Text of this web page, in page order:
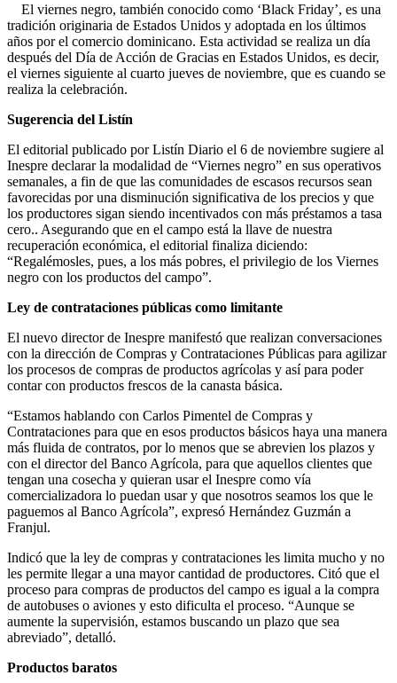
El viernes negro, también conocido como ‘Black Friday’, es una
tradición originaria de Estados Unidos y adoptada en los últimos
años por el comercio dominicano. Esta actividad se realiza un día
después del Día de Acción de Gracias en Estados Unidos, es decir,
el viernes siguiente al cuarto jueves de noviembre, que es cuando se
realiza la celebración.
Sugerencia del Listín
El editorial publicado por Listín Diario el 6 de noviembre sugiere al
Inespre declarar la modalidad de “Viernes negro” en sus operativos
semanales, a fin de que las comunidades de escasos recursos sean
favorecidas por una disminución significativa de los precios y que
los productores sigan siendo incentivados con más préstamos a tasa
cero.. Asegurando que en el campo está la llave de nuestra
recuperación económica, el editorial finaliza diciendo:
“Regalémosles, pues, a los más pobres, el privilegio de los Viernes
negro con los productos del campo”.
Ley de contrataciones públicas como limitante
El nuevo director de Inespre manifestó que realizan conversaciones
con la dirección de Compras y Contrataciones Públicas para agilizar
los procesos de compras de productos agrícolas y así para poder
contar con productos frescos de la canasta básica.
“Estamos hablando con Carlos Pimentel de Compras y
Contrataciones para que en esos productos básicos haya una manera
más fluida de contratos, por lo menos que se abrevien los plazos y
con el director del Banco Agrícola, para que aquellos clientes que
tengan una cosecha y quieran usar el Inespre como vía
comercializadora lo puedan usar y que nosotros seamos los que le
paguemos al Banco Agrícola”, expresó Hernández Guzmán a
Franjul.
Indicó que la ley de compras y contrataciones les limita mucho y no
les permite llegar a una mayor cantidad de productores. Citó que el
proceso para compras de productos del campo es igual a la compra
de autobuses o aviones y esto dificulta el proceso. “Aunque se
aumente la supervisión, estamos buscando un plazo que sea
abreviado”, detalló.
Productos baratos